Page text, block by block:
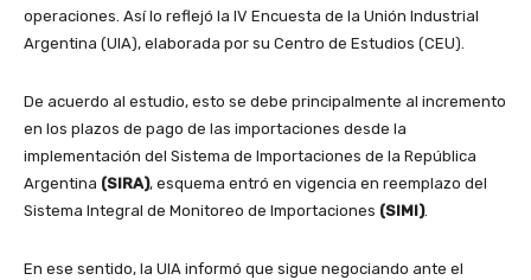
operaciones. Así lo reflejó la IV Encuesta de la Unión Industrial
Argentina (UIA), elaborada por su Centro de Estudios (CEU).
De acuerdo al estudio, esto se debe principalmente al incremento
en los plazos de pago de las importaciones desde la
implementación del Sistema de Importaciones de la República
Argentina (SIRA), esquema entró en vigencia en reemplazo del
Sistema Integral de Monitoreo de Importaciones (SIMI).
En ese sentido, la UIA informó que sigue negociando ante el